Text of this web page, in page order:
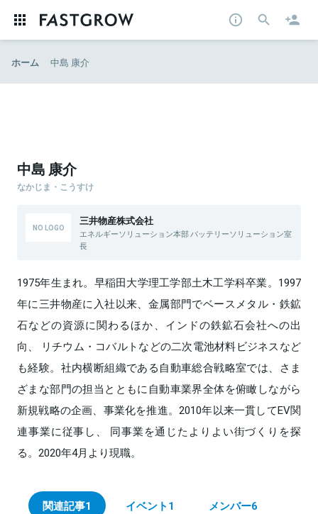
ホーム 中島 康介
中島 康介
なかじま・こうすけ
三井物産株式会社
エネルギーソリューション本部 バッテリーソリューション室
長
1975年生まれ。早稲田大学理工学部土木工学科卒業。1997
年に三井物産に入社以来、金属部門でベースメタル・鉄鉱
石などの資源に関わるほか、インドの鉄鉱石会社への出
向、 リチウム・コバルトなどの二次電池材料ビジネスなど
も経験。社内横断組織である自動車総合戦略室では、さま
ざまな部門の担当とともに自動車業界全体を俯瞰しながら
新規戦略の企画、事業化を推進。2010年以来一貫してEV関
連事業に従事し、 同事業を通じたよりよい街づくりを探
る。2020年4月より現職。
関連記事1 イベント1 メンバー6